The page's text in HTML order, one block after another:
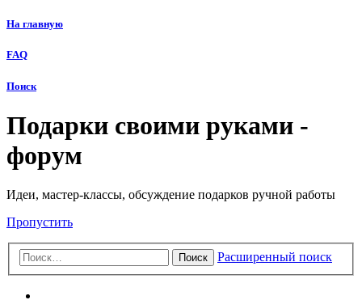
На главную
FAQ
Поиск
Подарки своими руками -
форум
Идеи, мастер-классы, обсуждение подарков ручной работы
Пропустить
Поиск Расширенный поиск